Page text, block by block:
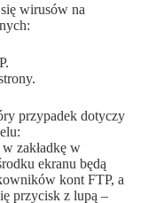
wirusów na
przypadek dotyczy
zakładkę w
ekranu będą
kont FTP, a
przycisk z lupą –